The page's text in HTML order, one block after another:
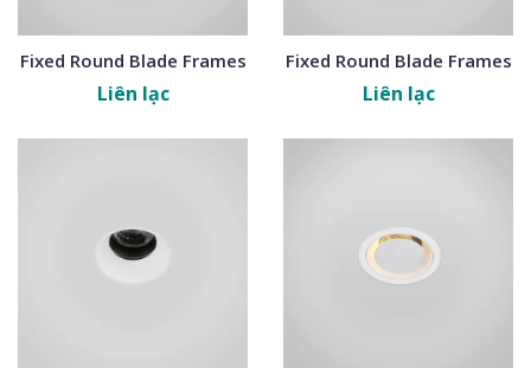
Fixed Round Blade Frames
Liên lạc
Fixed Round Blade Frames
Liên lạc